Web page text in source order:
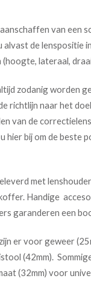
van een
de lenspositie
lateraal,
zodanig worden
richtlijn naar het
van de
hier bij om de beste
met
Handige
garanderen een
er voor geweer
(42mm).
(32mm) voor